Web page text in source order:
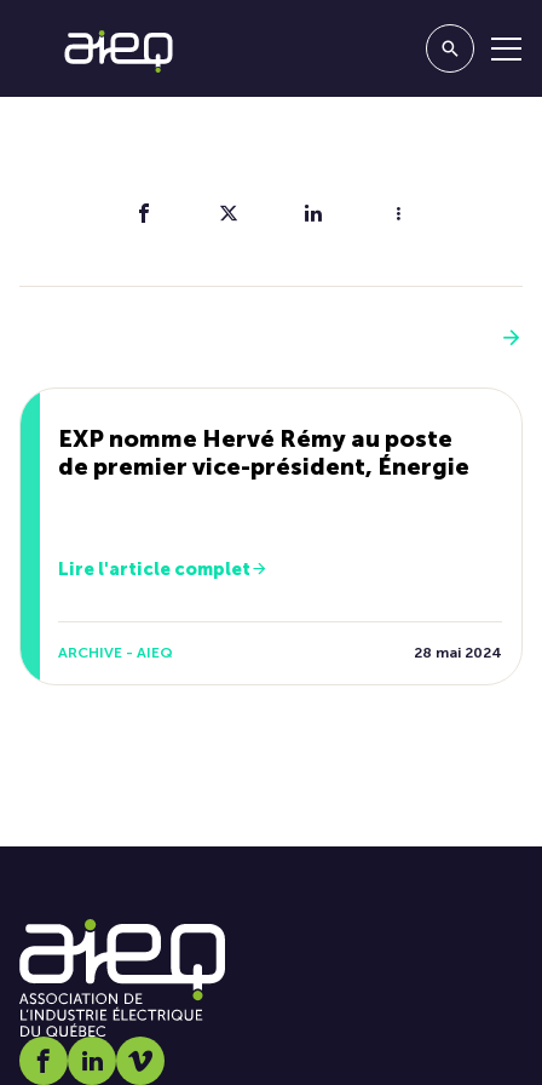
EXP nomme Hervé Rémy au poste
de premier vice-président, Énergie
Lire l'article complet
ARCHIVE - AIEQ 28 mai 2024
Social media link icon-facebook
Social media link icon-linkedin
Social media link icon-vimeo